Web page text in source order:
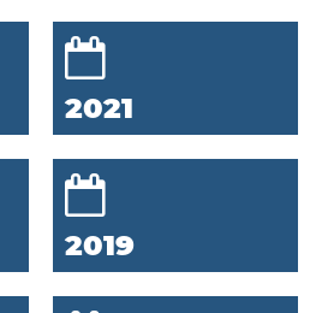
2021
2019